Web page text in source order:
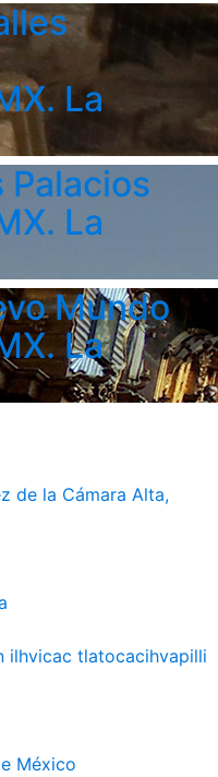
La
Palacios
La
Mundo
La
de la Cámara Alta,
ilhvicac tlatocacihvapilli
México